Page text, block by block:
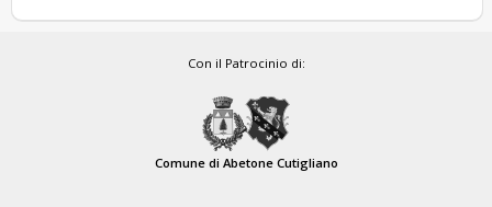
Con il Patrocinio di:
Comune di Abetone Cutigliano